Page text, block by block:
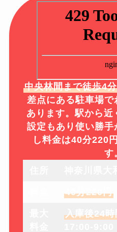
中央林間まで徒歩4分
差点にある駐車場
あります。駅から
設定もあり使い勝
し料金は40分220
す
40分220円
入庫後24